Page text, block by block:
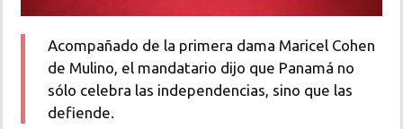
Acompañado de la primera dama Maricel Cohen
de Mulino, el mandatario dijo que Panamá no
sólo celebra las independencias, sino que las
defiende.